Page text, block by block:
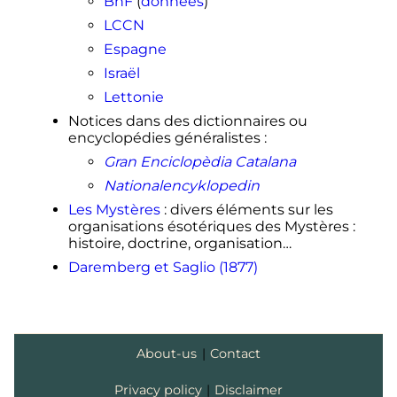
LCCN
Espagne
Israël
Lettonie
Notices dans des dictionnaires ou
encyclopédies généralistes:
Gran Enciclopèdia Catalana
Nationalencyklopedin
Les Mystères : divers éléments sur les
organisations ésotériques des Mystères :
histoire, doctrine, organisation…
Daremberg et Saglio (1877)
About-us | Contact
Privacy policy Disclaimer